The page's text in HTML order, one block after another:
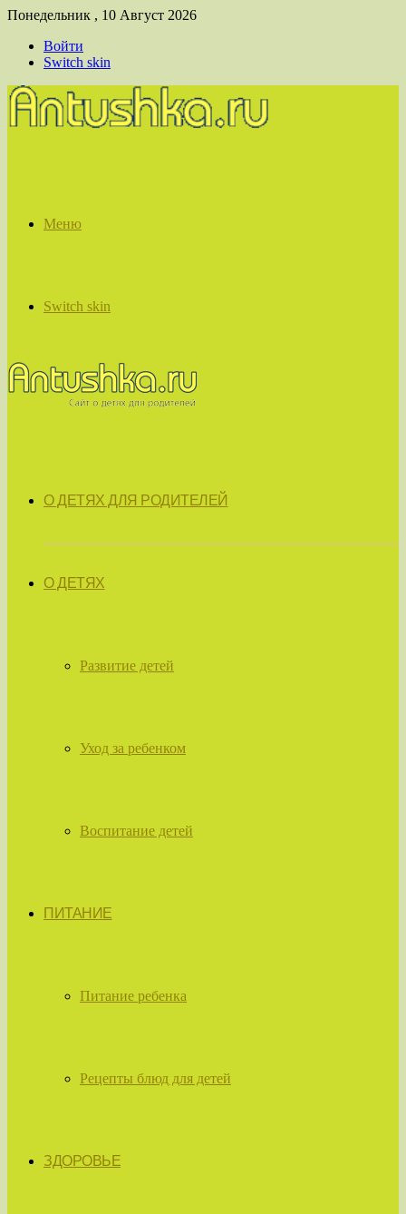
Понедельник , 10 Август 2026
Войти
Switch skin
Меню
Switch skin
О ДЕТЯХ ДЛЯ РОДИТЕЛЕЙ
О ДЕТЯХ
Развитие детей
Уход за ребенком
Воспитание детей
ПИТАНИЕ
Питание ребенка
Рецепты блюд для детей
ЗДОРОВЬЕ